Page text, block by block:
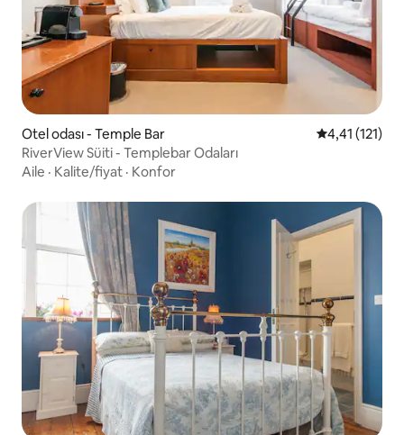
Otel odası - Temple Bar 5 üzerinden
4,41 (121)
RiverView Süiti - Templebar Odaları
Aile · Kalite/fiyat · Konfor